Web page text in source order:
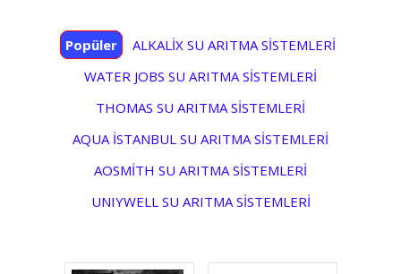
Popüler
ALKALİX SU ARITMA SİSTEMLERİ
WATER JOBS SU ARITMA SİSTEMLERİ
THOMAS SU ARITMA SİSTEMLERİ
AQUA İSTANBUL SU ARITMA SİSTEMLERİ
AOSMİTH SU ARITMA SİSTEMLERİ
UNIYWELL SU ARITMA SİSTEMLERİ